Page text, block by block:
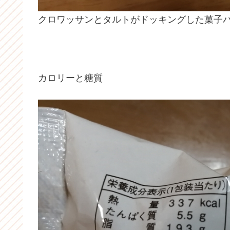
クロワッサンとタルトがドッキングした菓子
カロリーと糖質